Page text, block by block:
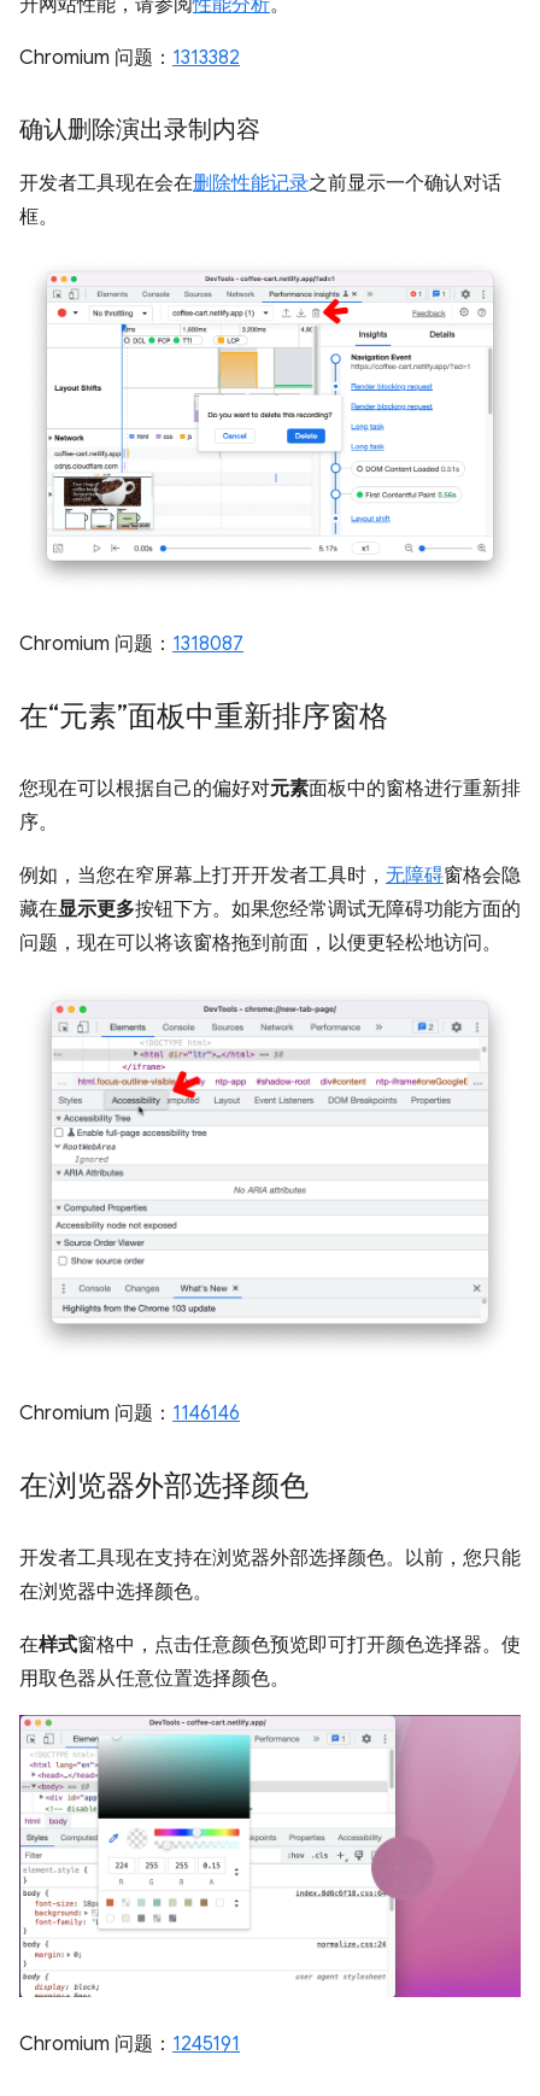
Chromium 问题： 1313382
确认删除演出录制内容
开发者工具现在会在删除性能记录之前显示一个确认对话
框。
Chromium 问题： 1318087
在“元素”面板中重新排序窗格
您现在可以根据自己的偏好对元素面板中的窗格进行重新排
序。
例如，当您在窄屏幕上打开开发者工具时， 无障碍窗格会隐
藏在显示更多按钮下方。如果您经常调试无障碍功能方面的
问题，现在可以将该窗格拖到前面，以便更轻松地访问。
Chromium 问题： 1146146
在浏览器外部选择颜色
开发者工具现在支持在浏览器外部选择颜色。以前，您只能
在浏览器中选择颜色。
在样式窗格中，点击任意颜色预览即可打开颜色选择器。使
用取色器从任意位置选择颜色。
Chromium 问题： 1245191